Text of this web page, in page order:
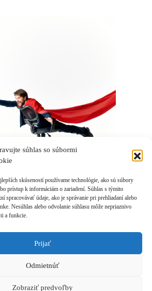
súhlas so súbormi
skúseností používame technológie, ako sú súbory
prístup k informáciám o zariadení. Súhlas s týmito
spracovávať údaje, ako je správanie pri prehliadaní alebo
Nesúhlas alebo odvolanie súhlasu môže nepriaznivo
a funkcie.
Prijať
Odmietnúť
Zobraziť predvoľby
sa k odberu novinek
Zásady spracúvania osobných údajov